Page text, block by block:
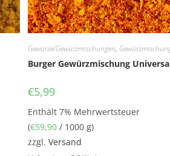
Gewürze/Gewürzmischungen,
Burger Gewürzmischung
€5,99
Enthält 7% Mehrwertsteuer
(€59,90/ 1000 g)
zzgl. Versand